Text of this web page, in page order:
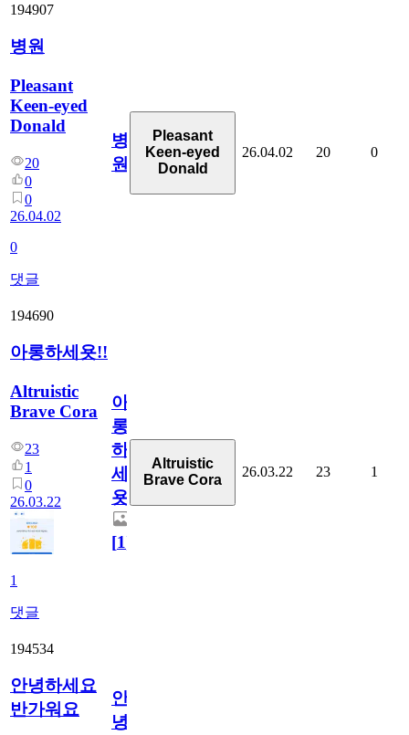
194907
병원
Pleasant
Keen-eyed
Donald
20
0
0
26.04.02
0
댓글
병
원
Pleasant
Keen-eyed
Donald
26.04.02 20 0
194690
아롱하세욧!!
Altruistic
Brave Cora
23
1
0
26.03.22
1
댓글
아
롱
하
세
욧!!
[1]
Altruistic
Brave Cora
26.03.22 23 1
194534
안녕하세요
반가워요
안
녕